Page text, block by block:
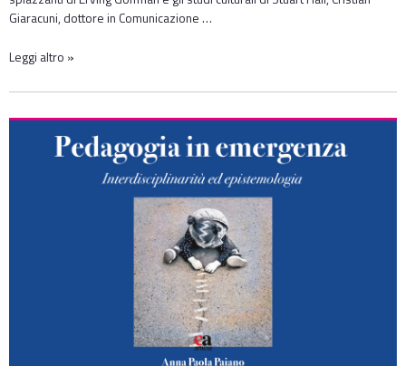
Giaracuni, dottore in Comunicazione …
Leggi altro »